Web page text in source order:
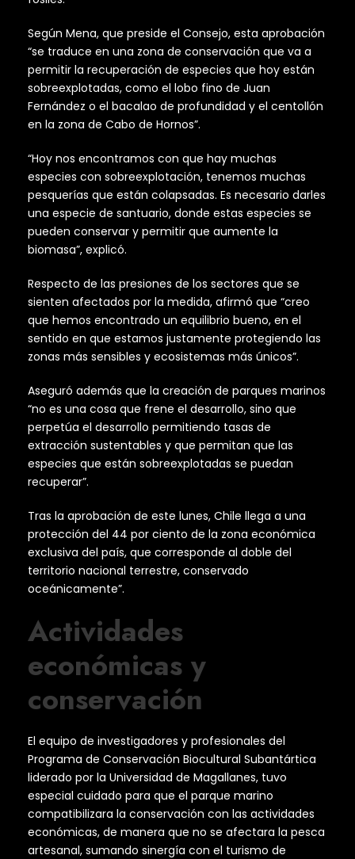
Según Mena, que preside el Consejo, esta aprobación
“se traduce en una zona de conservación que va a
permitir la recuperación de especies que hoy están
sobreexplotadas, como el lobo fino de Juan
Fernández o el bacalao de profundidad y el centollón
en la zona de Cabo de Hornos”.
“Hoy nos encontramos con que hay muchas
especies con sobreexplotación, tenemos muchas
pesquerías que están colapsadas. Es necesario darles
una especie de santuario, donde estas especies se
pueden conservar y permitir que aumente la
biomasa”, explicó.
Respecto de las presiones de los sectores que se
sienten afectados por la medida, afirmó que “creo
que hemos encontrado un equilibrio bueno, en el
sentido en que estamos justamente protegiendo las
zonas más sensibles y ecosistemas más únicos”.
Aseguró además que la creación de parques marinos
“no es una cosa que frene el desarrollo, sino que
perpetúa el desarrollo permitiendo tasas de
extracción sustentables y que permitan que las
especies que están sobreexplotadas se puedan
recuperar”.
Tras la aprobación de este lunes, Chile llega a una
protección del 44 por ciento de la zona económica
exclusiva del país, que corresponde al doble del
territorio nacional terrestre, conservado
oceánicamente”.
Actividades
económicas y
conservación
El equipo de investigadores y profesionales del
Programa de Conservación Biocultural Subantártica
liderado por la Universidad de Magallanes, tuvo
especial cuidado para que el parque marino
compatibilizara la conservación con las actividades
económicas, de manera que no se afectara la pesca
artesanal, sumando sinergía con el turismo de